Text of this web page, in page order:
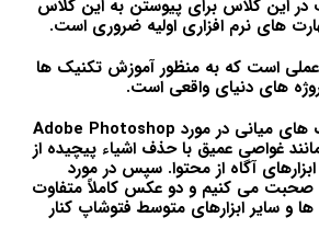
در این کلاس برای پیوستن به این کلاس
های نرم افزاری اولیه ضروری است.
است که به منظور آموزش تکنیک ها
های دنیای واقعی است.
ما ابتدا در مورد تکنیک های میانی در مورد Adobe Photoshop
غواصی عمیق با حذف اشیاء پیچیده از
آگاه از محتوا. سپس در مورد
می کنیم و دو عکس کاملاً متفاوت
ها و سایر ابزارهای متوسط فتوشاپ کنار